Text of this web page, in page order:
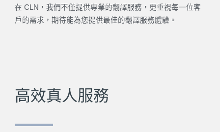
在 CLN，我們不僅提供專業的翻譯服務，更重視每一位客
戶的需求，期待能為您提供最佳的翻譯服務體驗。
高效真人服務